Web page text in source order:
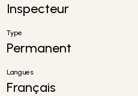
Inspecteur
Type
Permanent
Langues
Français